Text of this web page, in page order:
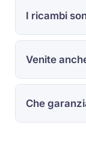
I ricambi
Venite
Che